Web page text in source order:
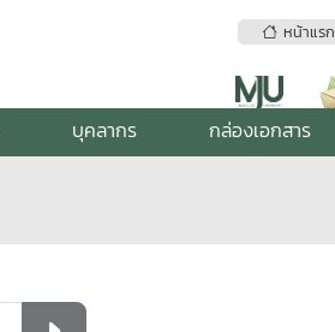
หน้าแรก
บุคลากร กล่องเอกสาร